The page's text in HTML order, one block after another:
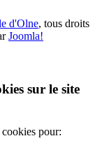
d'Olne, tous droits
Joomla!
sur le site
pour: